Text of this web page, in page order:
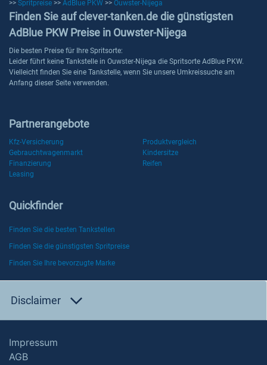
>> Spritpreise >> AdBlue PKW >> Ouwster-Nijega
Finden Sie auf clever-tanken.de die günstigsten
AdBlue PKW Preise in Ouwster-Nijega
Die besten Preise für Ihre Spritsorte:
Leider führt keine Tankstelle in Ouwster-Nijega die Spritsorte AdBlue PKW.
Vielleicht finden Sie eine Tankstelle, wenn Sie unsere Umkreissuche am
Anfang dieser Seite verwenden.
Partnerangebote
Kfz-Versicherung
Produktvergleich
Gebrauchtwagenmarkt
Kindersitze
Finanzierung
Reifen
Leasing
Quickfinder
Finden Sie die besten Tankstellen
Finden Sie die günstigsten Spritpreise
Finden Sie Ihre bevorzugte Marke
Disclaimer
Impressum
AGB